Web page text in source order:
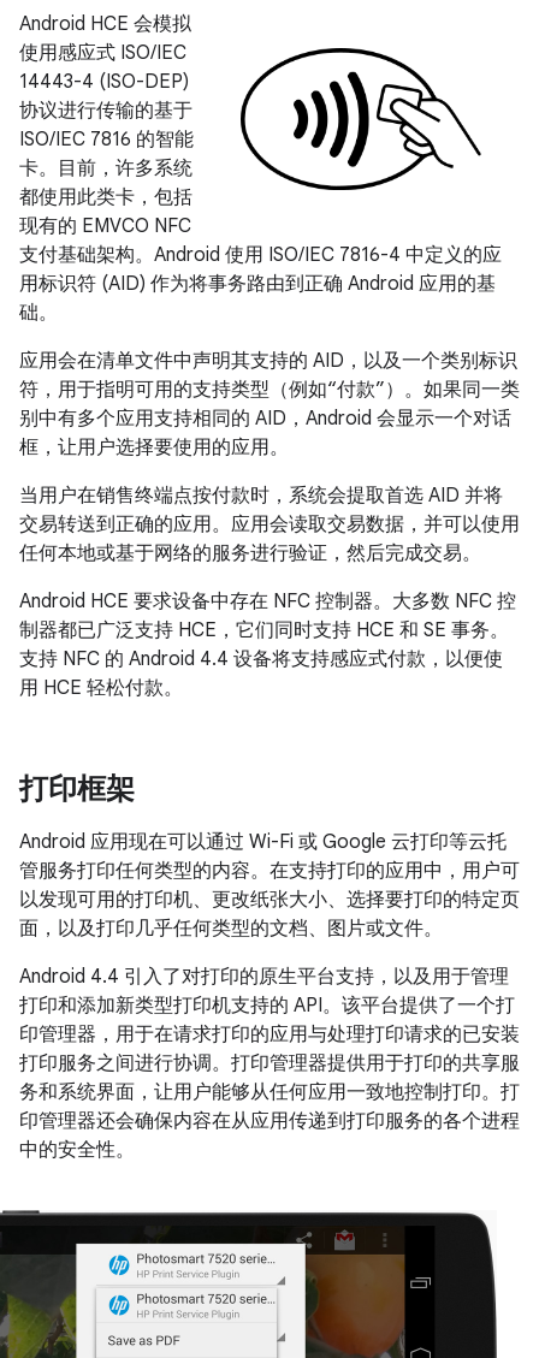
Android HCE 会模拟
使用感应式 ISO/IEC
14443-4 (ISO-DEP)
协议进行传输的基于
ISO/IEC 7816 的智能
卡。目前，许多系统
都使用此类卡，包括
现有的 EMVCO NFC
支付基础架构。Android 使用 ISO/IEC 7816-4 中定义的应
用标识符 (AID) 作为将事务路由到正确 Android 应用的基
础。
应用会在清单文件中声明其支持的 AID，以及一个类别标识
符，用于指明可用的支持类型（例如“付款”）。如果同一类
别中有多个应用支持相同的 AID，Android 会显示一个对话
框，让用户选择要使用的应用。
当用户在销售终端点按付款时，系统会提取首选 AID 并将
交易转送到正确的应用。应用会读取交易数据，并可以使用
任何本地或基于网络的服务进行验证，然后完成交易。
Android HCE 要求设备中存在 NFC 控制器。大多数 NFC 控
制器都已广泛支持 HCE，它们同时支持 HCE 和 SE 事务。
支持 NFC 的 Android 4.4 设备将支持感应式付款，以便使
用 HCE 轻松付款。
打印框架
Android 应用现在可以通过 Wi-Fi 或 Google 云打印等云托
管服务打印任何类型的内容。在支持打印的应用中，用户可
以发现可用的打印机、更改纸张大小、选择要打印的特定页
面，以及打印几乎任何类型的文档、图片或文件。
Android 4.4 引入了对打印的原生平台支持，以及用于管理
打印和添加新类型打印机支持的 API。该平台提供了一个打
印管理器，用于在请求打印的应用与处理打印请求的已安装
打印服务之间进行协调。打印管理器提供用于打印的共享服
务和系统界面，让用户能够从任何应用一致地控制打印。打
印管理器还会确保内容在从应用传递到打印服务的各个进程
中的安全性。